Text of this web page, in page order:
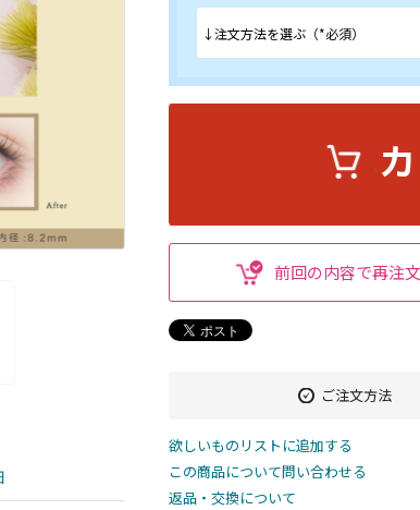
前回の内容で再注
ご注文方法
欲しいものリストに追加する
この商品について問い合わせる
返品・交換について